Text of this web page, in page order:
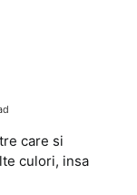
care si
culori, insa